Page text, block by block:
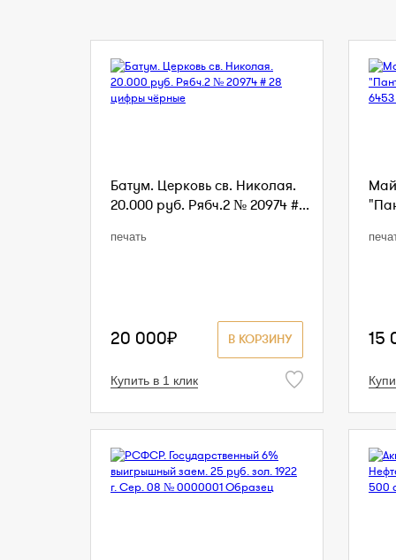
Батум. Церковь св. Николая.
20.000 руб. Рябч.2 № 20974 #...
печать
В КОРЗИНУ
20 000₽
Купить в 1 клик
15